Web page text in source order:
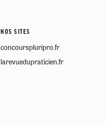
NOS SITES
concourspluripro.fr
larevuedupraticien.fr